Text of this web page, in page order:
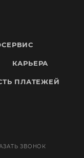
КАРЬЕРА
ПЛАТЕЖЕЙ
ЗВОНОК